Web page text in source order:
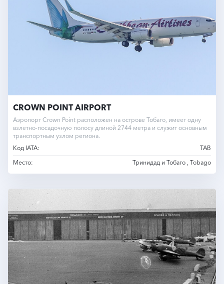
CROWN POINT AIRPORT
Аэропорт Crown Point расположен на острове Тобаго, имеет одну
взлетно-посадочную полосу длиной 2744 метра и служит основным
транспортным узлом региона.
Код IATA:
TAB
Место:
Тринидад и Тобаго , Tobago